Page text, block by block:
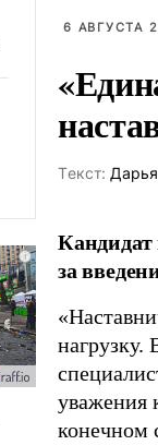
6 АВГУСТА
Tекст:
за
нагрузку.
уважения
конечном